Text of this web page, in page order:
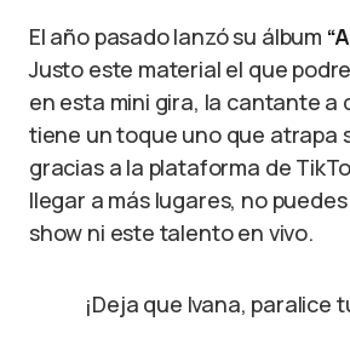
El año pasado lanzó su álbum
Justo este material el que
en esta mini gira, la cantante a
tiene un toque uno que atrapa
gracias a la plataforma de
llegar a más lugares, no
show ni este talento en vivo.
¡Deja que Ivana, paralice